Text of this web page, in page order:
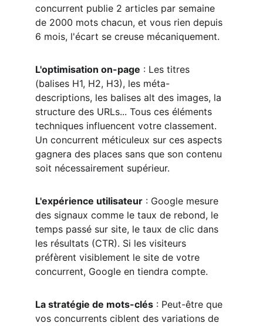
concurrent publie 2 articles par semaine
de 2000 mots chacun, et vous rien depuis
6 mois, l'écart se creuse mécaniquement.
L'optimisation on-page : Les titres
(balises H1, H2, H3), les méta-
descriptions, les balises alt des images, la
structure des URLs... Tous ces éléments
techniques influencent votre classement.
Un concurrent méticuleux sur ces aspects
gagnera des places sans que son contenu
soit nécessairement supérieur.
L'expérience utilisateur : Google mesure
des signaux comme le taux de rebond, le
temps passé sur site, le taux de clic dans
les résultats (CTR). Si les visiteurs
préfèrent visiblement le site de votre
concurrent, Google en tiendra compte.
La stratégie de mots-clés : Peut-être que
vos concurrents ciblent des variations de